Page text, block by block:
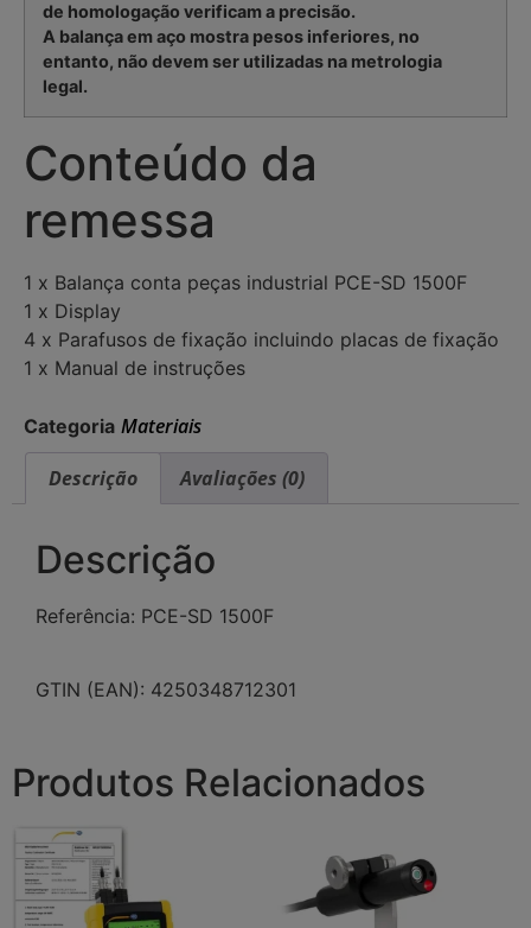
de homologação verificam a precisão.
A balança em aço mostra pesos inferiores, no
entanto, não devem ser utilizadas na metrologia
legal.
Conteúdo da
remessa
1 x Balança conta peças industrial PCE-SD 1500F
1 x Display
4 x Parafusos de fixação incluindo placas de fixação
1 x Manual de instruções
Categoria Materiais
Descrição
Avaliações (0)
Descrição
Referência: PCE-SD 1500F
GTIN (EAN): 4250348712301
Produtos Relacionados